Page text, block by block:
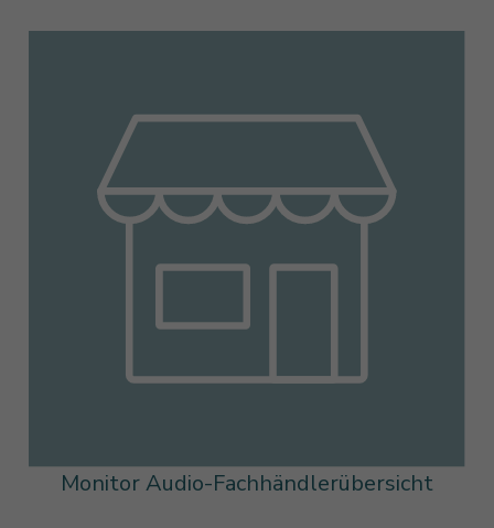
Monitor Audio-Fachhändlerübersicht